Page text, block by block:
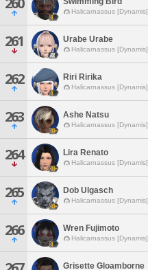
Halicarnassus [Dynamis]
261 Urabe Urabe
Halicarnassus [Dynamis]
262 Riri Ririka
Halicarnassus [Dynamis]
263 Ashe Natsu
Halicarnassus [Dynamis]
264 Lira Renato
Halicarnassus [Dynamis]
265 Dob Ulgasch
Halicarnassus [Dynamis]
266 Wren Fujimoto
Halicarnassus [Dynamis]
Grisette Gloamborne